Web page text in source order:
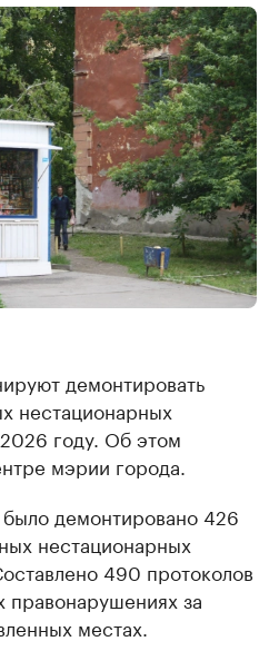
демонтировать
нестационарных
году. Об этом
мэрии города.
демонтировано 426
нестационарных
490 протоколов
правонарушениях за
местах.